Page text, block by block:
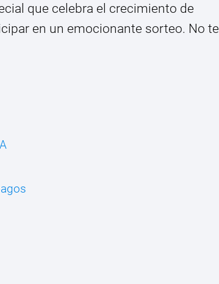
que celebra el crecimiento de
en un emocionante sorteo. No te